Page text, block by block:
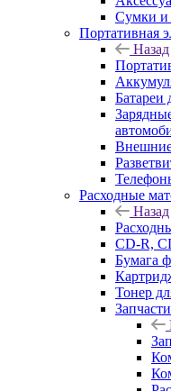
Сумки и
Портативная
Назад
Батареи
Расходные
Назад
CD-R,
Бумага
Тонер